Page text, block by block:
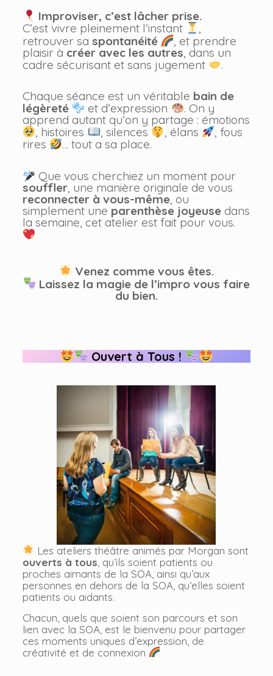
Improviser, c’est lâcher prise.
C’est vivre pleinement l’instant
,
retrouver sa spontanéité , et prendre
plaisir à créer avec les autres , dans un
cadre sécurisant et sans jugement
.
Chaque séance est un véritable bain de
légèreté
et d’expression . On y
apprend autant qu’on y partage : émotions
, histoires
, silences , élans
, fous
rires
… tout a sa place.
Que vous cherchiez un moment pour
souffler, une manière originale de vous
reconnecter à vous-même, ou
simplement une parenthèse joyeusedans
la semaine, cet atelier est fait pour vous.
Venez comme vous êtes.
Laissez la magie de l’impro vous faire
du bien.
Ouvert à Tous !
Les ateliers théâtre animés par Morgan sont
ouverts à tous , qu’ils soient patients ou
proches aimants de la SOA, ainsi qu’aux
personnes en dehors de la SOA, qu’elles soient
patients ou aidants.
Chacun, quels que soient son parcours et son
lien avec la SOA, est le bienvenu pour partager
ces moments uniques d’expression, de
créativité et de connexion